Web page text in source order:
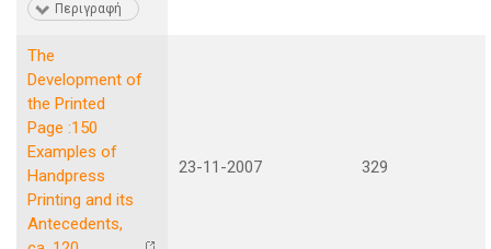
Περιγραφή
The
Development of
the Printed
Page :150
Examples of
Handpress
Printing and its
Antecedents,
23-11-2007 329